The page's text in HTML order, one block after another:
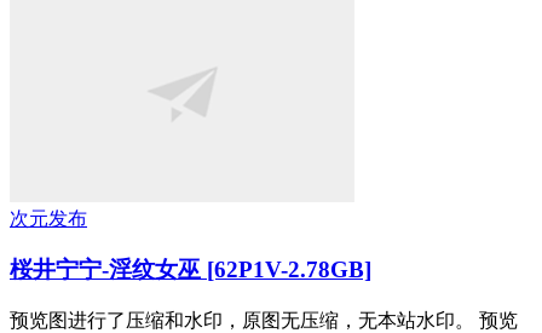
次元发布
桜井宁宁-淫纹女巫 [62P1V-2.78GB]
预览图进行了压缩和水印，原图无压缩，无本站水印。 预览